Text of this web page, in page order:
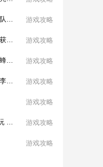
游戏攻略
游戏攻略
游戏攻略
游戏攻略
游戏攻略
游戏攻略
游戏攻略